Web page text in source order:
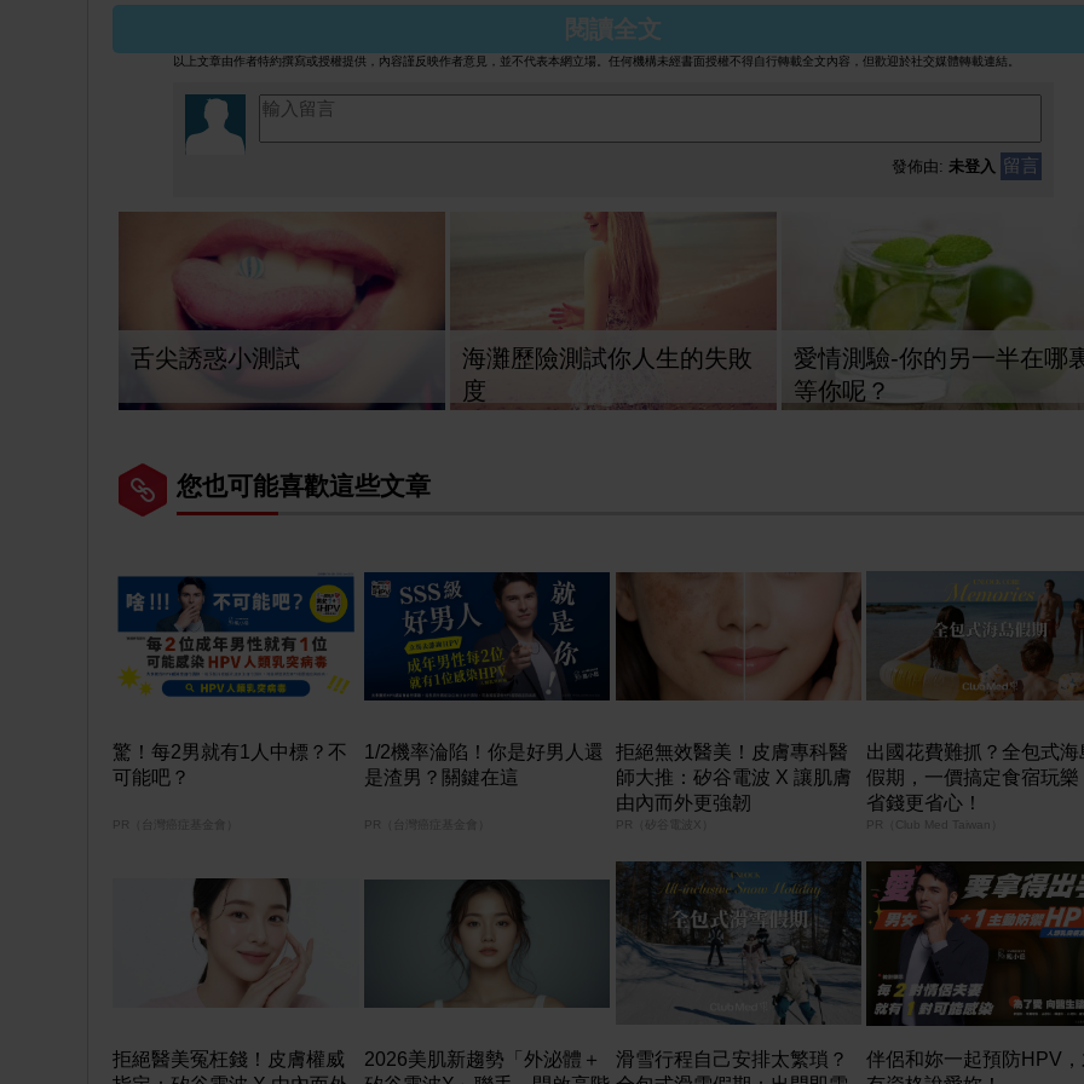
閱讀全文
以上文章由作者特約撰寫或授權提供，內容謹反映作者意見，並不代表本網立場。任何機構未經書面授權不得自行轉載全文內容，但歡迎於社交媒體轉載連結。
發佈由: 未登入 留言
舌尖誘惑小測試
海灘歷險測試你人生的失敗
度
愛情測驗-你的另一半在哪
等你呢？
您也可能喜歡這些文章
驚！每2男就有1人中標？不
可能吧？
PR（台灣癌症基金會）
1/2機率淪陷！你是好男人還
是渣男？關鍵在這
PR（台灣癌症基金會）
拒絕無效醫美！皮膚專科醫
師大推：矽谷電波 X 讓肌膚
由內而外更強韌
PR（矽谷電波X）
出國花費難抓？全包式海
假期，一價搞定食宿玩樂
省錢更省心！
PR（Club Med Taiwan）
拒絕醫美冤枉錢！皮膚權威
2026美肌新趨勢「外泌體＋
滑雪行程自己安排太繁瑣？
伴侶和妳一起預防HPV